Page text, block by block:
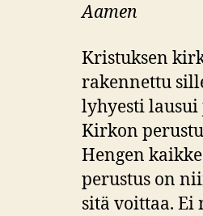
Aamen
Kristuksen
rakennettu
lyhyesti lausui
Kirkon
Hengen
perustus on
sitä voittaa. Ei